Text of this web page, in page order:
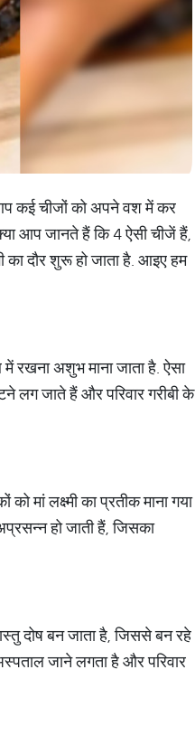
कई चीजों को अपने वश में कर
आप जानते हैं कि 4 ऐसी चीजें हैं,
का दौर शुरू हो जाता है. आइए हम
में रखना अशुभ माना जाता है. ऐसा
लग जाते हैं और परिवार गरीबी के
मां लक्ष्मी का प्रतीक माना गया
हो जाती हैं, जिसका
दोष बन जाता है, जिससे बन रहे
जाने लगता है और परिवार